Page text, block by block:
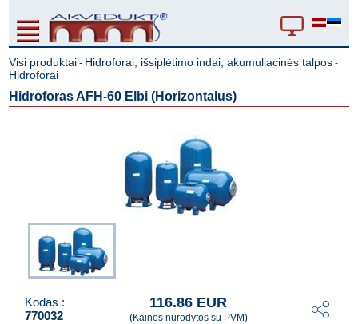
Visi produktai - Hidroforai, išsiplėtimo indai, akumuliacinės talpos -
Hidroforai
Hidroforas AFH-60 Elbi (Horizontalus)
Kodas :
770032
116.86 EUR
(Kainos nurodytos su PVM)